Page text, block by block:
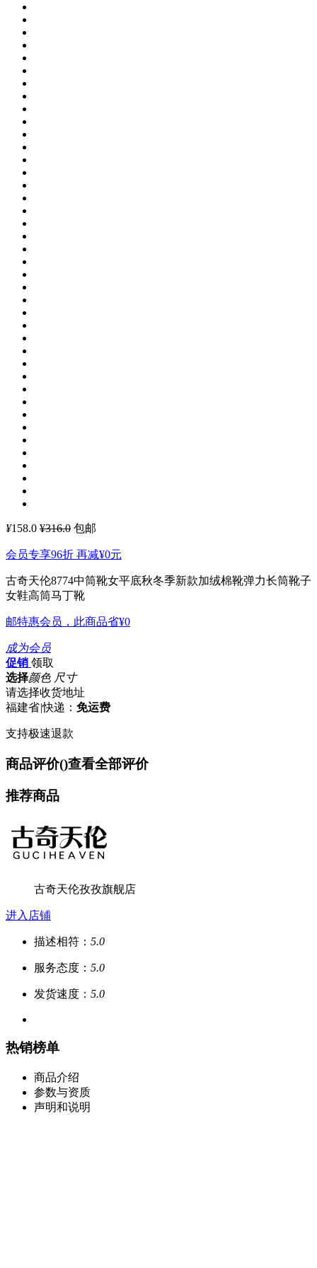
¥158.0 ¥316.0 包邮
会员专享96折 再减¥0元
古奇天伦8774中筒靴女平底秋冬季新款加绒棉靴弹力长筒靴子
女鞋高筒马丁靴
邮特惠会员，此商品省¥0
成为会员
促销 领取
选择颜色 尺寸
请选择收货地址
福建省|快递： 免运费
支持极速退款
商品评价()查看全部评价
推荐商品
古奇天伦孜孜旗舰店
进入店铺
描述相符： 5.0
服务态度： 5.0
发货速度： 5.0
热销榜单
商品介绍
参数与资质
声明和说明